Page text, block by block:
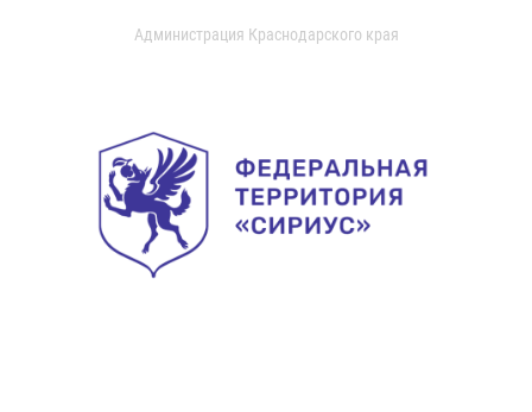
Администрация Краснодарского края